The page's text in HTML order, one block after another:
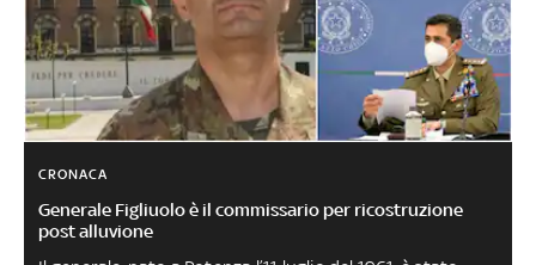
CRONACA
Generale Figliuolo è il commissario per ricostruzione
post alluvione